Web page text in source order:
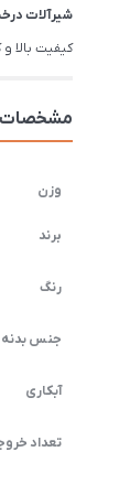
شیرآلات
کیفیت بالا و
وزن
برند
رنگ
جنس بدنه
آبکاری
تعداد